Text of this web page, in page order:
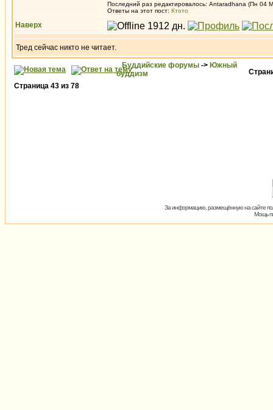
Последний раз редактировалось: Antaradhana (Пн 04
Ответы на этот пост: Ктото
Наверх
Тред сейчас никто не читает.
Буддийские форумы -> Южный
буддизм
Страница 43 из 78
За информацию, размещённую на сайте
Мощь